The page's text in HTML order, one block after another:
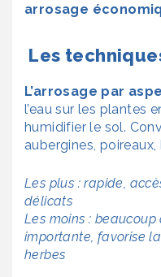
arrosage
Les
L’arrosage par
l’eau sur les plantes
humidifier le sol.
aubergines,
Les plus : rapide,
délicats
Les moins : beaucoup
importante, favorise
herbes